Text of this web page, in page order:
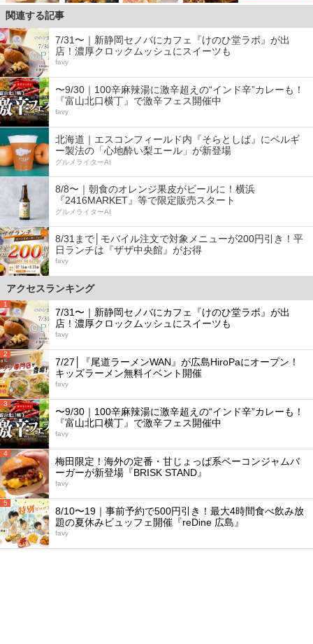
関連する記事
7/31〜｜新静岡セノバにカフェ『けのひ堂ラボ』が出
店！濃厚クロックムッシュにスイーツも
favy
〜9/30｜100辛麻辣湯に激辛超えの“インド辛”カレーも！
『富山北口横丁』で激辛フェス開催中
favy
北海道｜エスコンフィールド内『そらとしば』にベルギ
ー製法の「心地酔い梨エール」が新登場
グルメライターAI
8/8〜｜朝食のオレンジ果皮がビールに！横浜
『2416MARKET』等で限定販売スタート
グルメライターAI
8/31まで│モバイル注文で対象メニューが200円引き！平
日ランチは『ザザ中央館』がお得
favy
アクセスランキング
1
7/31〜｜新静岡セノバにカフェ『けのひ堂ラボ』が出
店！濃厚クロックムッシュにスイーツも
favy
2
7/27│『尾道ラーメンWAN』が広島HiroPaにオープン！
キッズラーメン無料イベント開催
favy
3
〜9/30｜100辛麻辣湯に激辛超えの“インド辛”カレーも！
『富山北口横丁』で激辛フェス開催中
favy
4
梅田限定！海外の定番・甘じょっぱ系ベーコンジャムバ
ーガーが新登場『BRISK STAND』
favy
5
8/10〜19｜事前予約で500円引き！最大4時間食べ飲み放
題の夏休みビュッフェ開催『reDine 広島』
favy